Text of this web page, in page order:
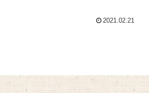
2021.02.21